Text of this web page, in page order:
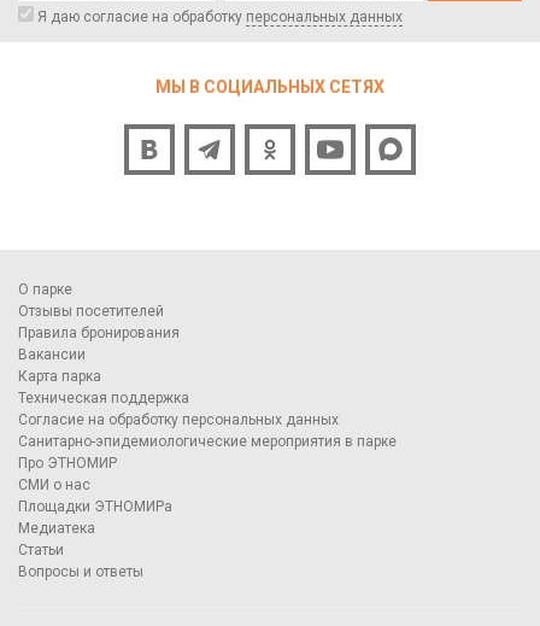
Я даю согласие на обработку персональных данных
МЫ В СОЦИАЛЬНЫХ СЕТЯХ
О парке
Отзывы посетителей
Правила бронирования
Вакансии
Карта парка
Техническая поддержка
Согласие на обработку персональных данных
Санитарно-эпидемиологические мероприятия в парке
Про ЭТНОМИР
СМИ о нас
Площадки ЭТНОМИРа
Медиатека
Статьи
Вопросы и ответы